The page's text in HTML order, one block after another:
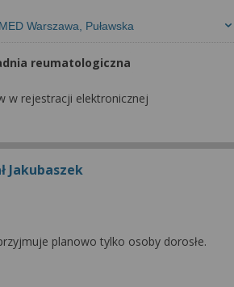
Warszawa, Puławska
reumatologiczna
w rejestracji elektronicznej
Jakubaszek
planowo tylko osoby dorosłe.